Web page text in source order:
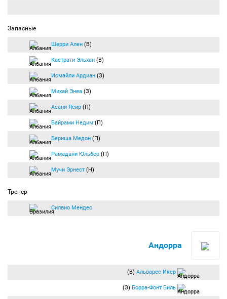
Запасные
Шерри Ален (В)
Кастрати Эльхан (В)
Исмайли Ардиан (З)
Михай Энеа (З)
Асани Ясир (П)
Байрами Недим (П)
Бериша Медон (П)
Рамадани Юльбер (П)
Мучи Эрнест (Н)
Тренер
Силвио Мендес
Андорра
(В) Альварес Икер
(З) Борра-Фонт Биль